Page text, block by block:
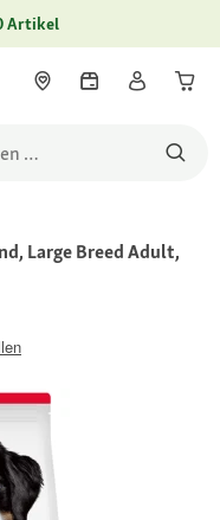
Artikel
Large Breed Adult,